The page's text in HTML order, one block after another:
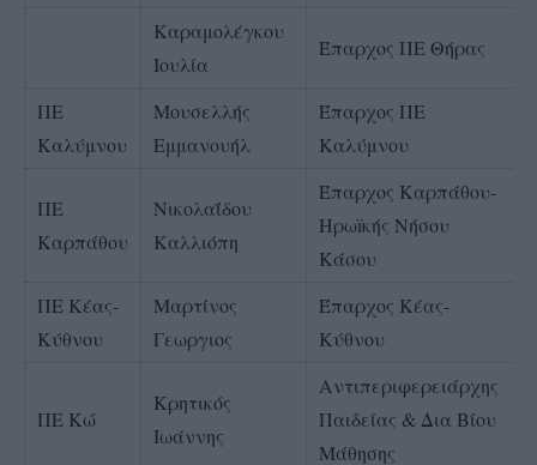
Καραμολέγκου
Ιουλία
Έπαρχος ΠΕ Θήρας
ΠΕ
Καλύμνου
Μουσελλής
Εμμανουήλ
Έπαρχος ΠΕ
Καλύμνου
ΠΕ
Καρπάθου
Νικολαΐδου
Καλλιόπη
Έπαρχος Καρπάθου-
Ηρωïκής Νήσου
Κάσου
ΠΕ Κέας-
Κύθνου
Μαρτίνος
Γεωργιος
Έπαρχος Κέας-
Κύθνου
ΠΕ Κώ
Κρητικός
Ιωάννης
Αντιπεριφερειάρχης
Παιδείας & Δια Βίου
Μάθησης